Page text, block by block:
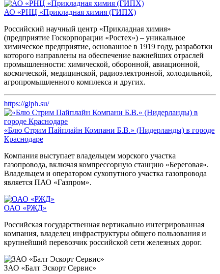
АО «РНЦ «Прикладная химия (ГИПХ)
Российский научный центр «Прикладная химия»
(предприятие Госкорпорации «Ростех») – уникальное
химическое предприятие, основанное в 1919 году, разработки
которого направлены на обеспечение важнейших отраслей
промышленности: химической, оборонной, авиационной,
космической, медицинской, радиоэлектронной, холодильной,
агропромышленного комплекса и других.
https://giph.su/
«Блю Стрим Пайплайн Компани Б.В.» (Нидерланды) в городе
Краснодаре
Компания выступает владельцем морского участка
газопровода, включая компрессорную станцию «Береговая».
Владельцем и оператором сухопутного участка газопровода
является ПАО «Газпром».
ОАО «РЖД»
Российская государственная вертикально интегрированная
компания, владелец инфраструктуры общего пользования и
крупнейший перевозчик российской сети железных дорог.
ЗАО «Балт Эскорт Сервис»